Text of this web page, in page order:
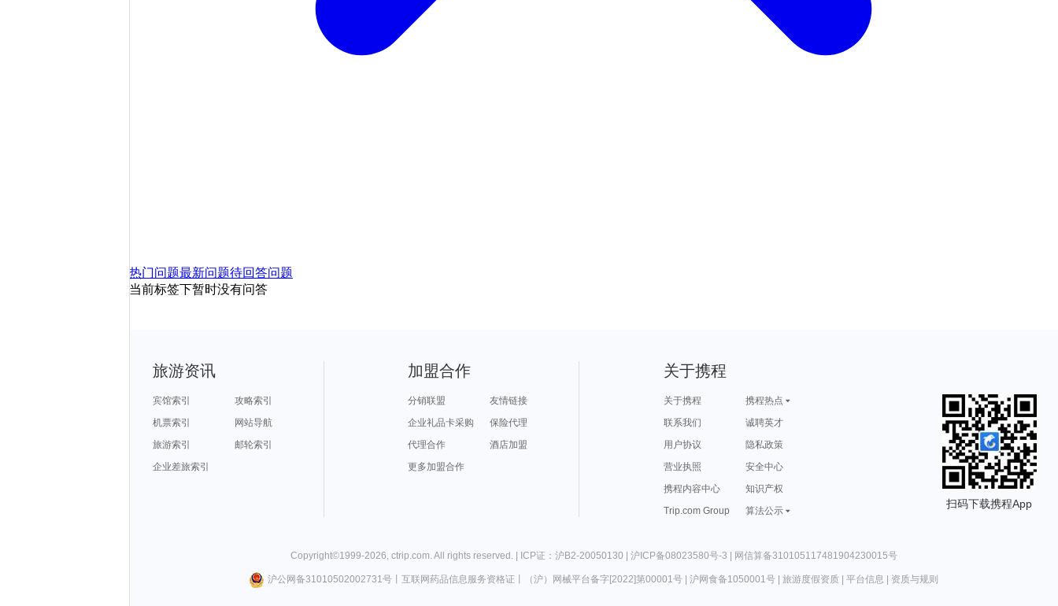
热门问题最新问题待回答问题
当前标签下暂时没有问答
旅游资讯
宾馆索引
攻略索引
机票索引
网站导航
旅游索引
邮轮索引
企业差旅索引
加盟合作
分销联盟
友情链接
企业礼品卡采购
保险代理
代理合作
酒店加盟
更多加盟合作
关于携程
关于携程
携程热点
联系我们
诚聘英才
用户协议
隐私政策
营业执照
安全中心
携程内容中心
知识产权
Trip.com Group
算法公示
扫码下载携程App
Copyright©1999-2026, ctrip.com. All rights reserved. | ICP证：沪B2-20050130 | 沪ICP备08023580号-3 | 网信算备310105117481904230015号
沪公网备31010502002731号丨 互联网药品信息服务资格证 （沪）网械平台备字[2022]第00001号| 沪网食备1050001号| 旅游度假资质| 平台信息 资质与规则